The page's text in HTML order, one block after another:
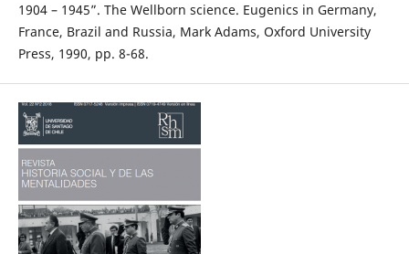
1904 – 1945”. The Wellborn science. Eugenics in Germany,
France, Brazil and Russia, Mark Adams, Oxford University
Press, 1990, pp. 8-68.